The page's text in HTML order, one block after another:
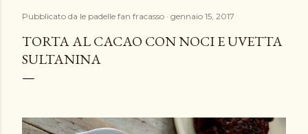
Pubblicato da le padelle fan fracasso gennaio 15, 2017
TORTA AL CACAO CON NOCI E UVETTA
SULTANINA